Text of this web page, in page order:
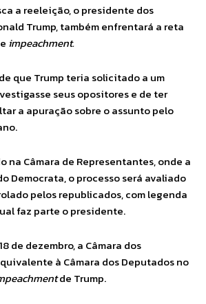
a reeleição, o presidente dos
Trump, também enfrentará a reta
impeachment.
que Trump teria solicitado a um
seus opositores e de ter
a apuração sobre o assunto pelo
na Câmara de Representantes, onde a
Democrata, o processo será avaliado
pelos republicados, com legenda
faz parte o presidente.
de dezembro, a Câmara dos
à Câmara dos Deputados no
de Trump.